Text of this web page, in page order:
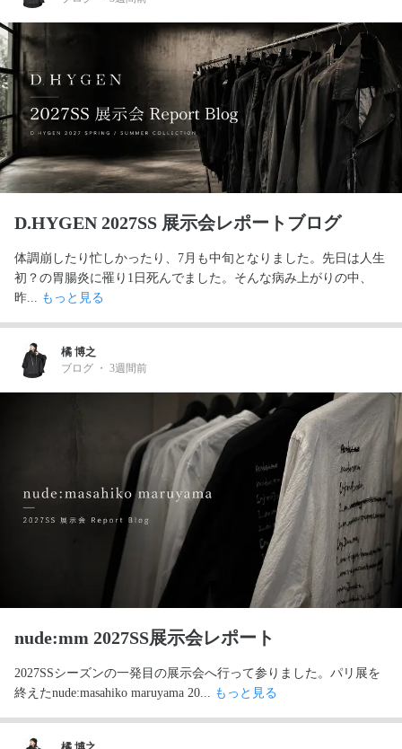
D.HYGEN 2027SS 展示会レポートブログ
体調崩したり忙しかったり、7月も中旬となりました。先日は人生
初？の胃腸炎に罹り1日死んでました。そんな病み上がりの中、
昨... もっと見る
橘 博之
ブログ ・ 3週間前
nude:mm 2027SS展示会レポート
2027SSシーズンの一発目の展示会へ行って参りました。パリ展を
終えたnude:masahiko maruyama 20...
もっと見る